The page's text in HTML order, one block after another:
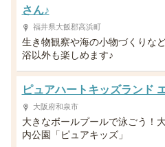
さん♪
福井県大飯郡高浜町
生き物観察や海の小物づくりな
浴以外も楽しめます♪
ピュアハートキッズランド
大阪府和泉市
大きなボールプールで泳ごう！
内公園「ピュアキッズ」